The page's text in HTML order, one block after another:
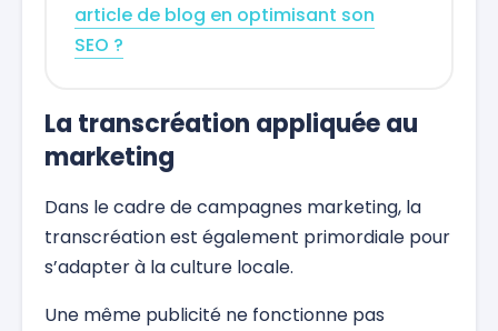
article de blog en optimisant son
SEO ?
La transcréation appliquée au
marketing
Dans le cadre de campagnes marketing, la
transcréation est également primordiale pour
s’adapter à la culture locale.
Une même publicité ne fonctionne pas